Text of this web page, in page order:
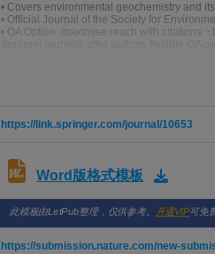
• Covers environmental geochemistry and
• Official Journal of the Society for
• OA Option: maximise reach with citations
https://link.springer.com/journal/10653
Word版格式模板
此模板由LetPub整理，仅供参考。 开通VIP可免
https://submission.nature.com/new-